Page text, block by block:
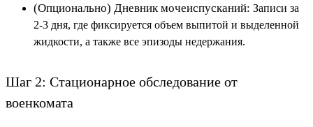
(Опционально) Дневник мочеиспусканий: Записи за
2-3 дня, где фиксируется объем выпитой и выделенной
жидкости, а также все эпизоды недержания.
Шаг 2: Стационарное обследование от
военкомата